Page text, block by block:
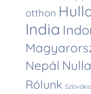
otthon
India
Nepál
Rólunk Szlovákia